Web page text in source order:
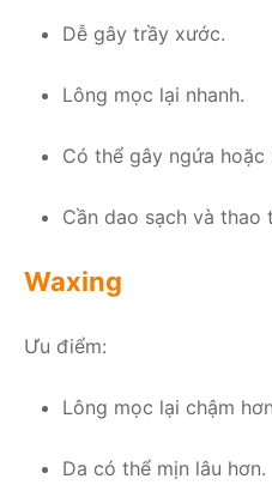
Dễ gây trầy xước.
Lông mọc lại nhanh.
Có thể gây ngứa hoặc
Cần dao sạch và thao
Waxing
Ưu điểm:
Lông mọc lại chậm
Da có thể mịn lâu hơn.